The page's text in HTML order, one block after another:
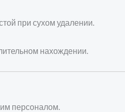
при сухом удалении.
нахождении.
персоналом.